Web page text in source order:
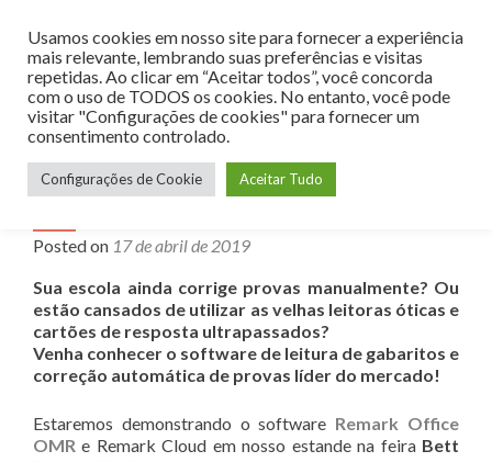
MENU
Conheça o software de correção de
provas na nuvem Remark na Feira
Posted on 17 de abril de 2019
Sua escola ainda corrige provas manualmente? Ou
estão cansados de utilizar as velhas leitoras óticas e
cartões de resposta ultrapassados?
Venha conhecer o software de leitura de gabaritos e
correção automática de provas líder do mercado!
Estaremos demonstrando o software Remark Office
OMR e Remark Cloud em nosso estande na feira Bett
Usamos cookies em nosso site para fornecer a experiência
mais relevante, lembrando suas preferências e visitas
repetidas. Ao clicar em “Aceitar todos”, você concorda
com o uso de TODOS os cookies. No entanto, você pode
visitar "Configurações de cookies" para fornecer um
consentimento controlado.
Configurações de Cookie Aceitar Tudo